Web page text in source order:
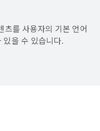
를 사용자의 기본 언어
있을 수 있습니다.